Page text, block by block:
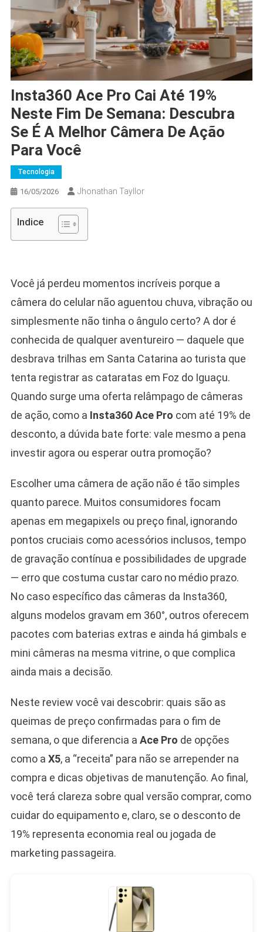
Insta360 Ace Pro Cai Até 19%
Neste Fim De Semana: Descubra
Se É A Melhor Câmera De Ação
Para Você
Tecnologia
16/05/2026 Jhonathan Tayllor
Indice
Você já perdeu momentos incríveis porque a
câmera do celular não aguentou chuva, vibração ou
simplesmente não tinha o ângulo certo? A dor é
conhecida de qualquer aventureiro — daquele que
desbrava trilhas em Santa Catarina ao turista que
tenta registrar as cataratas em Foz do Iguaçu.
Quando surge uma oferta relâmpago de câmeras
de ação, como a Insta360 Ace Pro com até 19% de
desconto, a dúvida bate forte: vale mesmo a pena
investir agora ou esperar outra promoção?
Escolher uma câmera de ação não é tão simples
quanto parece. Muitos consumidores focam
apenas em megapixels ou preço final, ignorando
pontos cruciais como acessórios inclusos, tempo
de gravação contínua e possibilidades de upgrade
— erro que costuma custar caro no médio prazo.
No caso específico das câmeras da Insta360,
alguns modelos gravam em 360°, outros oferecem
pacotes com baterias extras e ainda há gimbals e
mini câmeras na mesma vitrine, o que complica
ainda mais a decisão.
Neste review você vai descobrir: quais são as
queimas de preço confirmadas para o fim de
semana, o que diferencia a Ace Pro de opções
como a X5, a “receita” para não se arrepender na
compra e dicas objetivas de manutenção. Ao final,
você terá clareza sobre qual versão comprar, como
cuidar do equipamento e, claro, se o desconto de
19% representa economia real ou jogada de
marketing passageira.